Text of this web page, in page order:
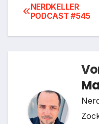
NERDKELLER
PODCAST #545